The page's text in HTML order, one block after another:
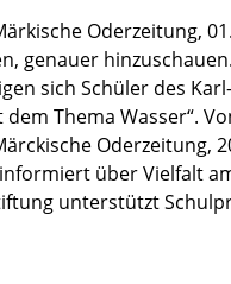
Oderzei­tung,
genauer
sich Schüler des
Thema Wasser“.
Oderzei­tung,
über Vielfalt
unter­stützt